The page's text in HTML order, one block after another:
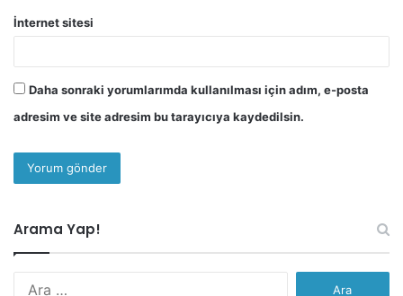
İnternet sitesi
Daha sonraki yorumlarımda kullanılması için adım, e-posta
adresim ve site adresim bu tarayıcıya kaydedilsin.
Arama Yap!